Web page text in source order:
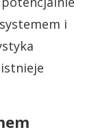
i